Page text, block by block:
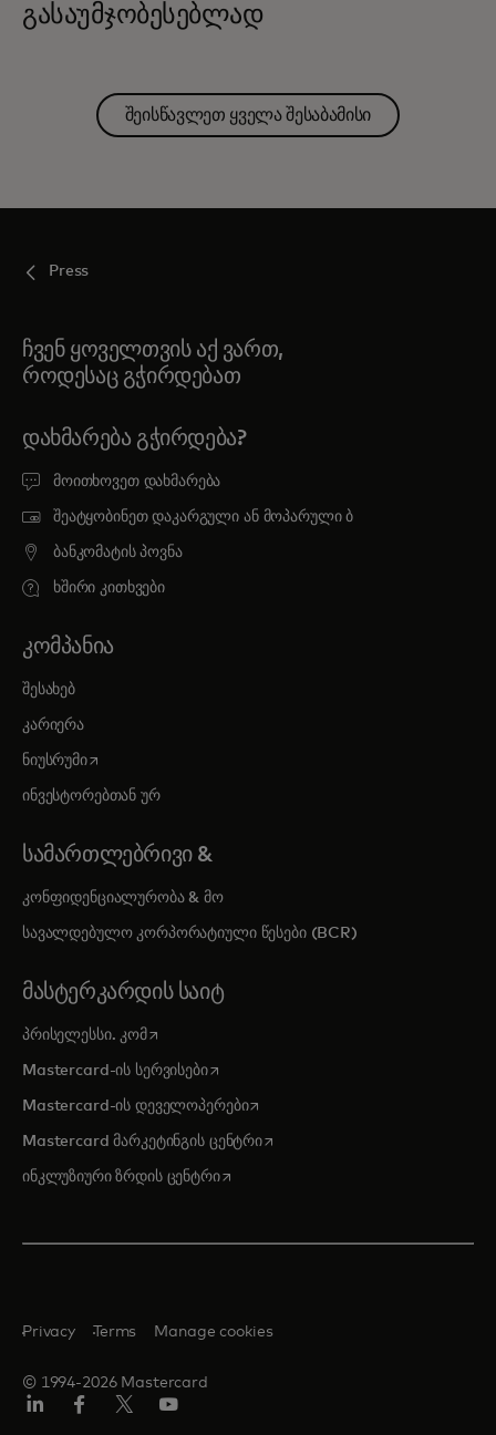
გასაუმჯობესებლად
შეისწავლეთ ყველა შესაბამისი
Press
ჩვენ ყოველთვის აქ ვართ,
როდესაც გჭირდებათ
ᲓᲐᲮᲛᲐᲠᲔᲑᲐ ᲒᲭᲘᲠᲓᲔᲑᲐ?
მოითხოვეთ დახმარება
შეატყობინეთ დაკარგული ან მოპარული ბ
ბანკომატის პოვნა
ხშირი კითხვები
ᲙᲝᲛᲞᲐᲜᲘᲐ
შესახებ
კარიერა
ნიუსრუმიopens in a new tab
ინვესტორებთან ურ
ᲡᲐᲛᲐᲠᲗᲚᲔᲑᲠᲘᲕᲘ &
კონფიდენციალურობა & მო
სავალდებულო კორპორატიული წესები (BCR)
ᲛᲐᲡᲢᲔᲠᲙᲐᲠᲓᲘᲡ ᲡᲐᲘᲢ
პრისელესსი. კომopens in a new tab
Mastercard-ის სერვისებიopens in a new tab
Mastercard-ის დეველოპერებიopens in a new tab
Mastercard მარკეტინგის ცენტრიopens in a new tab
ინკლუზიური ზრდის ცენტრიopens in a new tab
© 1994-2026 Mastercard
Privacy Terms Manage cookies